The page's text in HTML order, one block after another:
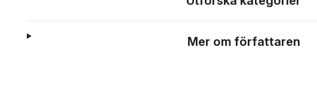
Mer om författaren